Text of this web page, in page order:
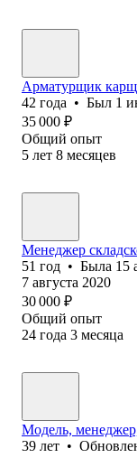
Арматурщик
42 года • Был 1
35 000 ₽
Общий опыт
5 лет 8 месяцев
Менеджер
51 год • Была 15
7 августа 2020
30 000 ₽
Общий опыт
24 года 3 месяца
Модель,
39 лет •